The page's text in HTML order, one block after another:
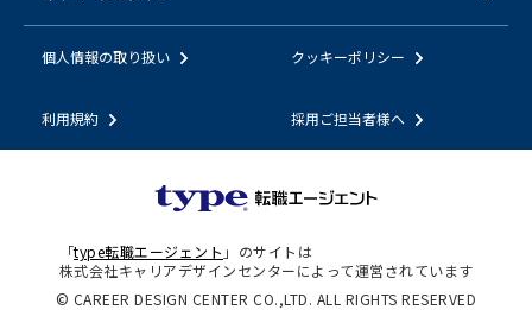
個人情報の取り扱い クッキーポリシー
利用規約 採用ご担当者様へ
「type転職エージェント 」のサイトは
株式会社キャリアデザインセンターによって運営されています
© CAREER DESIGN CENTER CO.,LTD. ALL RIGHTS RESERVED